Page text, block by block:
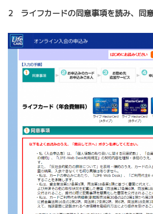
2 ライフカードの同意事項を読み、同